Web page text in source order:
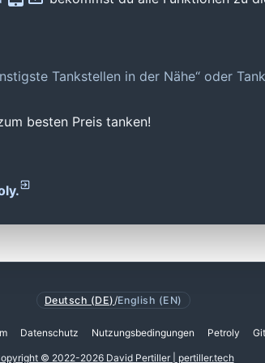
Tankstellen in der Nähe“ oder
besten Preis tanken!
Deutsch (DE) /English (EN)
Datenschutz Nutzungsbedingungen Petroly
© 2022-2026 David Pertiller | pertiller.tech